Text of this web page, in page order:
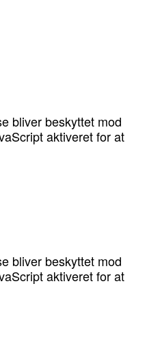
bliver beskyttet mod
aktiveret for at
bliver beskyttet mod
aktiveret for at